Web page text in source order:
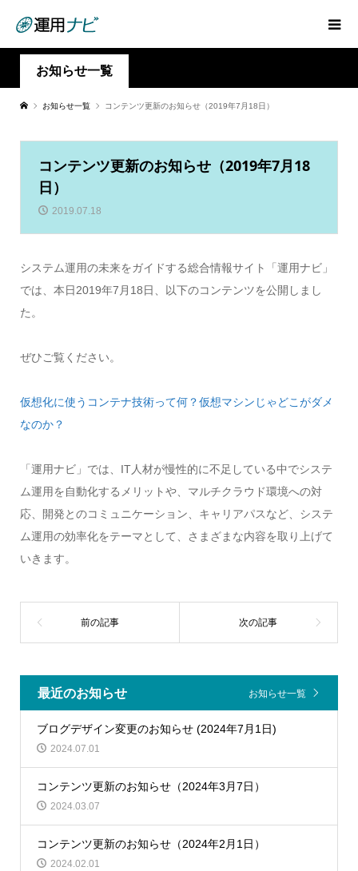
お知らせ一覧
お知らせ一覧 コンテンツ更新のお知らせ（2019年7月18日）
コンテンツ更新のお知らせ（2019年7月18
日）
2019.07.18
システム運用の未来をガイドする総合情報サイト「運用ナビ」
では、本日2019年7月18日、以下のコンテンツを公開しまし
た。
ぜひご覧ください。
仮想化に使うコンテナ技術って何？仮想マシンじゃどこがダメ
なのか？
「運用ナビ」では、IT人材が慢性的に不足している中でシステ
ム運用を自動化するメリットや、マルチクラウド環境への対
応、開発とのコミュニケーション、キャリアパスなど、システ
ム運用の効率化をテーマとして、さまざまな内容を取り上げて
いきます。
最近のお知らせ お知らせ一覧
ブログデザイン変更のお知らせ (2024年7月1日)
2024.07.01
コンテンツ更新のお知らせ（2024年3月7日）
2024.03.07
コンテンツ更新のお知らせ（2024年2月1日）
2024.02.01